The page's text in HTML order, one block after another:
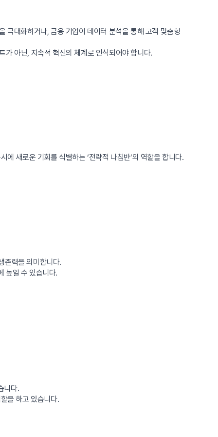
극대화하거나, 금융 기업이 데이터 분석을 통해 고객 맞춤형
가 아닌, 지속적 혁신의 체계로 인식되어야 합니다.
새로운 기회를 식별하는 ‘전략적 나침반’의 역할을 합니다.
존력을 의미합니다.
높일 수 있습니다.
니다.
을 하고 있습니다.